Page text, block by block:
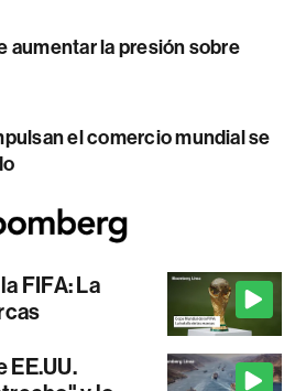
aumentar la presión sobre
el comercio mundial se
FIFA: La
EE.UU.